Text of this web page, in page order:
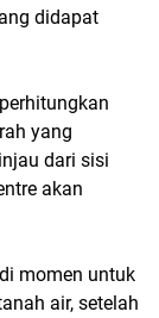
didapat
yang
dari sisi
akan
momen untuk
air, setelah